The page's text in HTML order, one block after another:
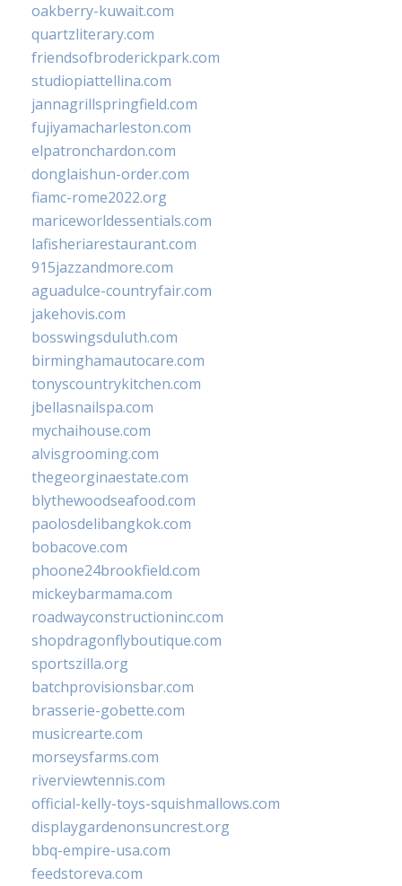
oakberry-kuwait.com
quartzliterary.com
friendsofbroderickpark.com
studiopiattellina.com
jannagrillspringfield.com
fujiyamacharleston.com
elpatronchardon.com
donglaishun-order.com
fiamc-rome2022.org
mariceworldessentials.com
lafisheriarestaurant.com
915jazzandmore.com
aguadulce-countryfair.com
jakehovis.com
bosswingsduluth.com
birminghamautocare.com
tonyscountrykitchen.com
jbellasnailspa.com
mychaihouse.com
alvisgrooming.com
thegeorginaestate.com
blythewoodseafood.com
paolosdelibangkok.com
bobacove.com
phoone24brookfield.com
mickeybarmama.com
roadwayconstructioninc.com
shopdragonflyboutique.com
sportszilla.org
batchprovisionsbar.com
brasserie-gobette.com
musicrearte.com
morseysfarms.com
riverviewtennis.com
official-kelly-toys-squishmallows.com
displaygardenonsuncrest.org
bbq-empire-usa.com
feedstoreva.com